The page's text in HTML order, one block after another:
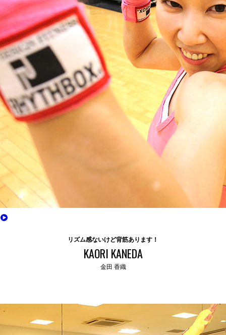
リズム感ないけど背筋あります！
KAORI KANEDA
金田 香織